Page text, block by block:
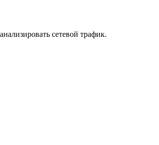
сетевой трафик.